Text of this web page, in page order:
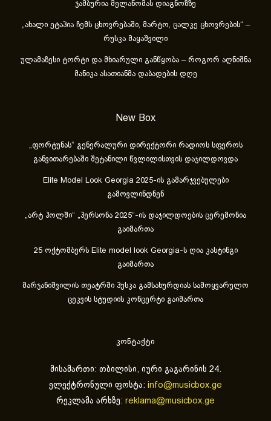
ჯამბურია მელანომას დიაგნოზზე
„ახა­ლი ეტა­პია ჩემს ცხოვ­რე­ბა­ში, მარ­ტო, ცალ­კე ცხოვ­რე­ბის“ –
რუსკა მაყაშვილი
ულამაზესი ტორტი და მხიარული განწყობა – როგორ აღნიშნა
მანიკა ასათიანმა დაბადების დღე
New Box
„ფორტუნას“ გენერალური დირექტორი რადიოს სფეროს
განვითარებაში შეტანილი წვლილისთვის დაჯილდოვდა
Elite Model Look Georgia 2025-ის გამარჯვებულები
გამოვლინდნენ
„არტ ჰოლში“ „პერსონა 2025“-ის დაჯილდოების ცერემონია
გაიმართა
25 ოქტომბერს Elite model look Georgia-ს ღია კასტინგი
გაიმართა
მარჯანიშვილის თეატრში პუსკა გამსახურდიას სამოყვარულო
ცეკვის სტუდიის კონცერტი გაიმართა
კონტაქტი
მისამართი: თბილისი, იური გაგარინის 24.
ელექტრონული ფოსტა: info@musicbox.ge
რეკლამა არხზე: reklama@musicbox.ge